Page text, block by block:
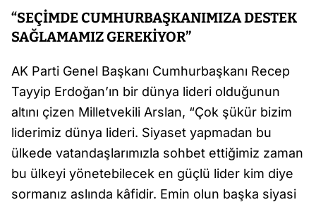
“SEÇİMDE CUMHURBAŞKANIMIZA DESTEK
SAĞLAMAMIZ GEREKİYOR”
AK Parti Genel Başkanı Cumhurbaşkanı Recep
Tayyip Erdoğan’ın bir dünya lideri olduğunun
altını çizen Milletvekili Arslan, “Çok şükür bizim
liderimiz dünya lideri. Siyaset yapmadan bu
ülkede vatandaşlarımızla sohbet ettiğimiz zaman
bu ülkeyi yönetebilecek en güçlü lider kim diye
sormanız aslında kâfidir. Emin olun başka siyasi